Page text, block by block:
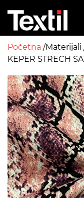
Početna Materijali
KEPER STRECH